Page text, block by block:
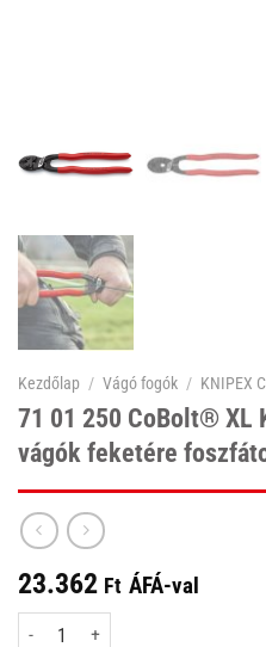
Kezdőlap / Vágó fogók / KNIPEX
71 01 250 CoBolt® XL
vágók feketére
23.362 Ft ÁFÁ-val
71 01 250 CoBolt® XL Kompakt